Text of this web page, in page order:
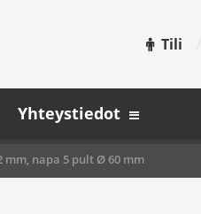
Tili
Yhteystiedot
mm, napa 5 pult Ø 60 mm